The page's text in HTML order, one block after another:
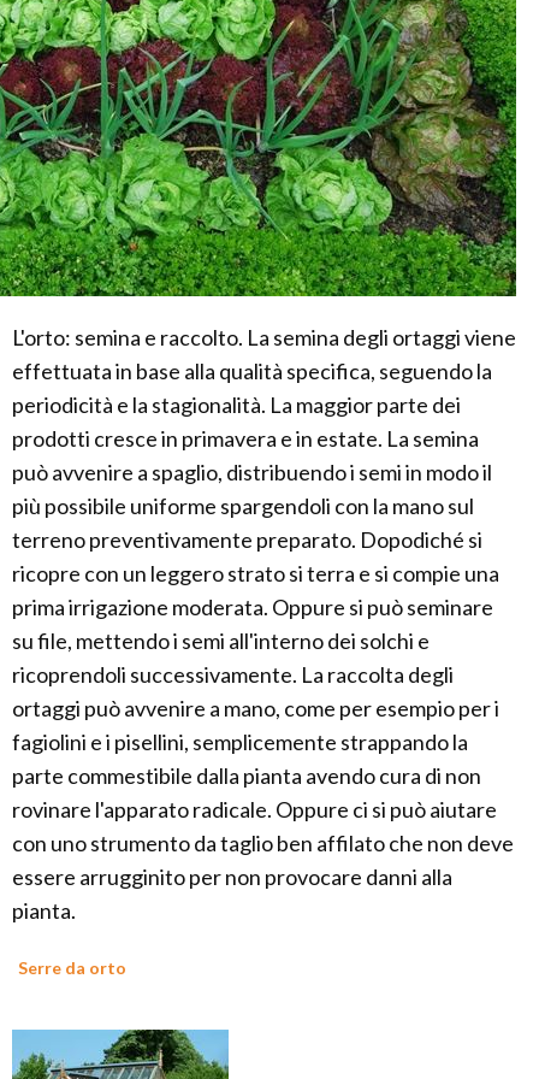
L'orto: semina e raccolto. La semina degli ortaggi viene
effettuata in base alla qualità specifica, seguendo la
periodicità e la stagionalità. La maggior parte dei
prodotti cresce in primavera e in estate. La semina
può avvenire a spaglio, distribuendo i semi in modo il
più possibile uniforme spargendoli con la mano sul
terreno preventivamente preparato. Dopodiché si
ricopre con un leggero strato si terra e si compie una
prima irrigazione moderata. Oppure si può seminare
su file, mettendo i semi all'interno dei solchi e
ricoprendoli successivamente. La raccolta degli
ortaggi può avvenire a mano, come per esempio per i
fagiolini e i pisellini, semplicemente strappando la
parte commestibile dalla pianta avendo cura di non
rovinare l'apparato radicale. Oppure ci si può aiutare
con uno strumento da taglio ben affilato che non deve
essere arrugginito per non provocare danni alla
pianta.
Serre da orto